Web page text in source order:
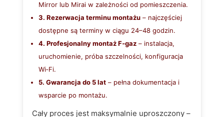
Mirror lub Mirai w zależności od pomieszczenia.
3. Rezerwacja terminu montażu– najczęściej
dostępne są terminy w ciągu 24–48 godzin.
4. Profesjonalny montaż F‑gaz– instalacja,
uruchomienie, próba szczelności, konfiguracja
Wi‑Fi.
5. Gwarancja do 5 lat– pełna dokumentacja i
wsparcie po montażu.
Cały proces jest maksymalnie uproszczony –